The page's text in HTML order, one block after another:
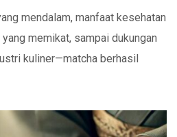
mendalam, manfaat kesehatan
memikat, sampai dukungan
kuliner—matcha berhasil